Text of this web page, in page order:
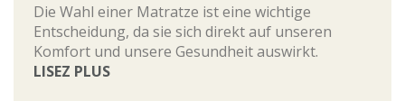
Die Wahl einer Matratze ist eine wichtige
Entscheidung, da sie sich direkt auf unseren
Komfort und unsere Gesundheit auswirkt.
LISEZ PLUS